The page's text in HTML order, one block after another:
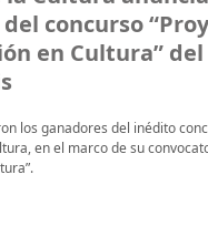
concurso
en Cultura”
los ganadores del inédito
en el marco de su